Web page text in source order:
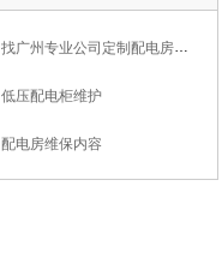
找广州专业公司定制配电房维护服务，涉及具体维护内容参考本文
低压配电柜维护
配电房维保内容